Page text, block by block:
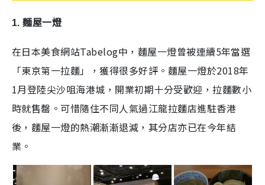
1. 麵屋一燈
在日本美食網站Tabelog中，麵屋一燈曾被連續5年當選
「東京第一拉麵」，獲得很多好評 。麵屋一燈於2018年
1月登陸尖沙咀海港城，開業初期十分受歡迎，拉麵數小
時就售罄。可惜隨住不同人氣過江龍拉麵店進駐香港
後，麵屋一燈的熱潮漸漸退減，其分店亦已在今年結
業。